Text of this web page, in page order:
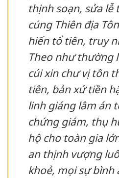
thịnh soạn, sửa lễ
cúng Thiên địa
hiến tổ tiên, truy
Theo như thường
cúi xin chư vị tôn
tiên, bản xứ tiền
linh giáng lâm án
chứng giám, thụ
hộ cho toàn gia
an thịnh vượng
khoẻ, mọi sự bình